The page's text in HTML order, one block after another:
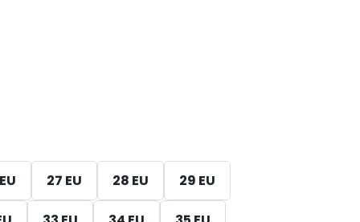
27 EU 28 EU 29 EU